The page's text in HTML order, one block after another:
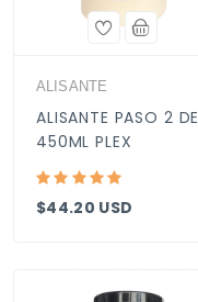
ALISANTE
ALISANTE PASO 2 DE
450ML PLEX
$44.20 USD